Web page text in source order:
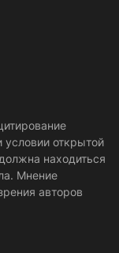
открытой
находиться
Мнение
авторов